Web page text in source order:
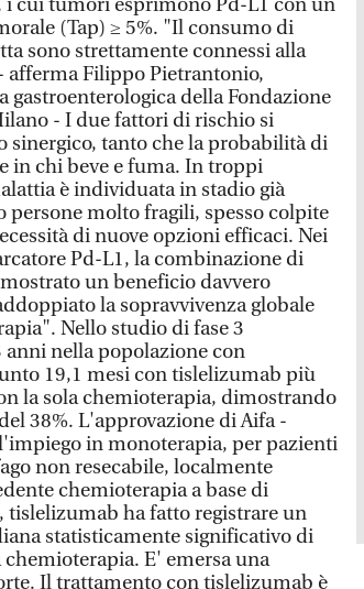
i cui tumori esprimono Pd-L1 con un
(Tap) ≥ 5%. "Il consumo di
sono strettamente connessi alla
afferma Filippo Pietrantonio,
della Fondazione
- I due fattori di rischio si
sinergico, tanto che la probabilità di
in chi beve e fuma. In troppi
è individuata in stadio già
persone molto fragili, spesso colpite
di nuove opzioni efficaci. Nei
Pd-L1, la combinazione di
un beneficio davvero
la sopravvivenza globale
Nello studio di fase 3
anni nella popolazione con
19,1 mesi con tislelizumab più
la sola chemioterapia, dimostrando
38%. L'approvazione di Aifa -
in monoterapia, per pazienti
non resecabile, localmente
chemioterapia a base di
ha fatto registrare un
statisticamente significativo di
E' emersa una
Il trattamento con tislelizumab è